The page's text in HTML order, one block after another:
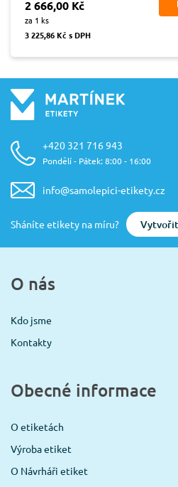
2 666,00 Kč
za 1 ks
3 225,86 Kč s DPH
+420 321 716 943
Pondělí - Pátek: 8:00 - 16:00
info@samolepici-etikety.cz
Sháníte etikety na míru?
O nás
Kdo jsme
Kontakty
Obecné informace
O etiketách
Výroba etiket
O Návrháři etiket